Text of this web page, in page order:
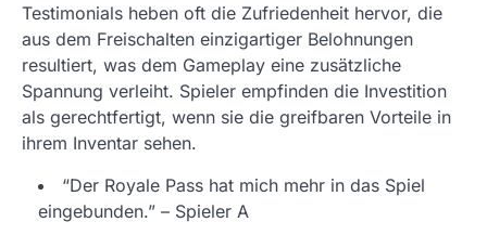
Testimonials heben oft die Zufriedenheit hervor, die
aus dem Freischalten einzigartiger Belohnungen
resultiert, was dem Gameplay eine zusätzliche
Spannung verleiht. Spieler empfinden die Investition
als gerechtfertigt, wenn sie die greifbaren Vorteile in
ihrem Inventar sehen.
“Der Royale Pass hat mich mehr in das Spiel
eingebunden.” – Spieler A